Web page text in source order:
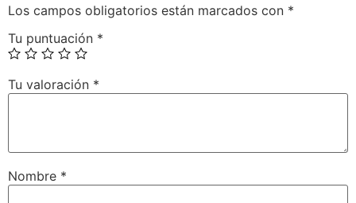
Los campos obligatorios están marcados con *
Tu puntuación *
Tu valoración *
Nombre *